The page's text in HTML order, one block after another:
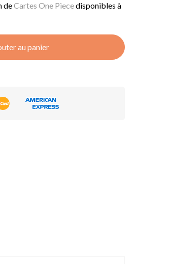
deCartes One Piecedisponibles à
au panier